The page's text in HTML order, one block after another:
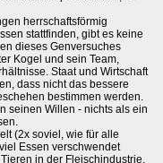
herrschaftsförmig
stattfinden, gibt es keine
dieses Genversuches
Kogel und sein Team,
Staat und Wirtschaft
dass nicht das bessere
bestimmen werden.
seinen Willen - nichts als ein
(2x soviel, wie für alle
Essen verschwendet
in der Fleischindustrie.